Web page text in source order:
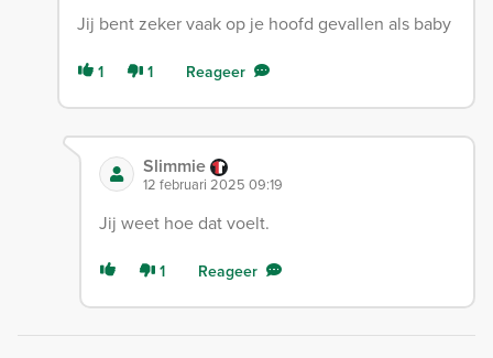
Jij bent zeker vaak op je hoofd gevallen als baby
1 1 Reageer
Slimmie
12 februari 2025 09:19
Jij weet hoe dat voelt.
1 Reageer